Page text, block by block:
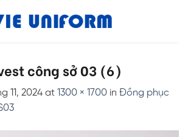
công sở 03 (6)
11, 2024 at 1300 × 1700 in Đồng phục